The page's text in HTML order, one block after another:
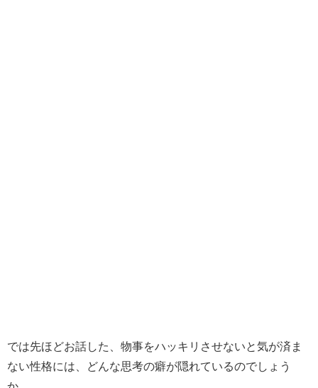
では先ほどお話した、物事をハッキリさせないと気が済ま
ない性格には、どんな思考の癖が隠れているのでしょう